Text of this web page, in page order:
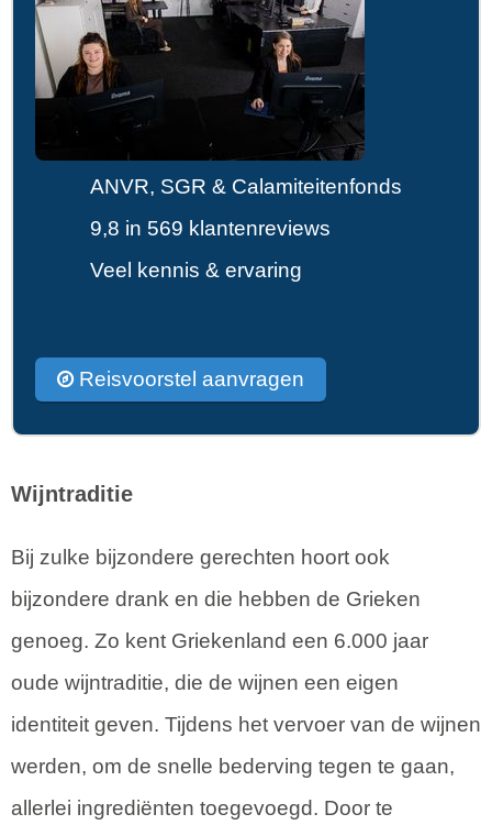
ANVR, SGR & Calamiteitenfonds
9,8 in 569 klantenreviews
Veel kennis & ervaring
Reisvoorstel aanvragen
Wijntraditie
Bij zulke bijzondere gerechten hoort ook
bijzondere drank en die hebben de Grieken
genoeg. Zo kent Griekenland een 6.000 jaar
oude wijntraditie, die de wijnen een eigen
identiteit geven. Tijdens het vervoer van de wijnen
werden, om de snelle bederving tegen te gaan,
allerlei ingrediënten toegevoegd. Door te